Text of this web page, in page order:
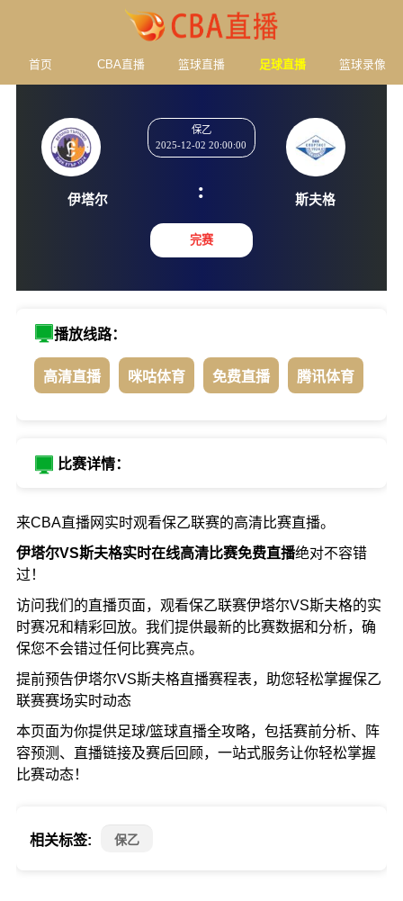
首页 CBA直播 篮球直播 足球直播 篮球录像
保乙
2025-12-02 20:00:00
:
完赛
播放线路：
高清直播 咪咕体育 免费直播 腾讯体育
比赛详情：
来CBA直播网实时观看保乙联赛的高清比赛直播。
伊塔尔VS斯夫格实时在线高清比赛免费直播绝对不容错
过！
访问我们的直播页面，观看保乙联赛伊塔尔VS斯夫格的实
时赛况和精彩回放。我们提供最新的比赛数据和分析，确
保您不会错过任何比赛亮点。
提前预告伊塔尔VS斯夫格直播赛程表，助您轻松掌握保乙
联赛赛场实时动态
本页面为你提供足球/篮球直播全攻略，包括赛前分析、阵
容预测、直播链接及赛后回顾，一站式服务让你轻松掌握
比赛动态！
相关标签: 保乙